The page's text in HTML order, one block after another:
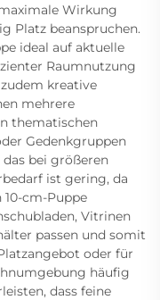
Wirkung
Platz beanspruchen.
ideal auf aktuelle
Raumnutzung
kreative
mehrere
thematischen
Gedenkgruppen
bei größeren
ist gering, da
cm-Puppe
Vitrinen
passen und somit
oder für
häufig
dass feine